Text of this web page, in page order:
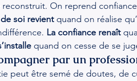
On reprend
de soi revient quand on réalise
La confiance renaît
quand on cesse de se
par un
peut être semé de doutes, de